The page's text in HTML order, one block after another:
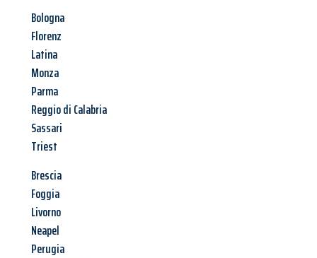
Bologna
Florenz
Latina
Monza
Parma
Reggio di Calabria
Sassari
Triest
Brescia
Foggia
Livorno
Neapel
Perugia